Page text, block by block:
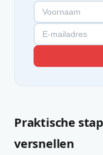
Praktische
versnellen